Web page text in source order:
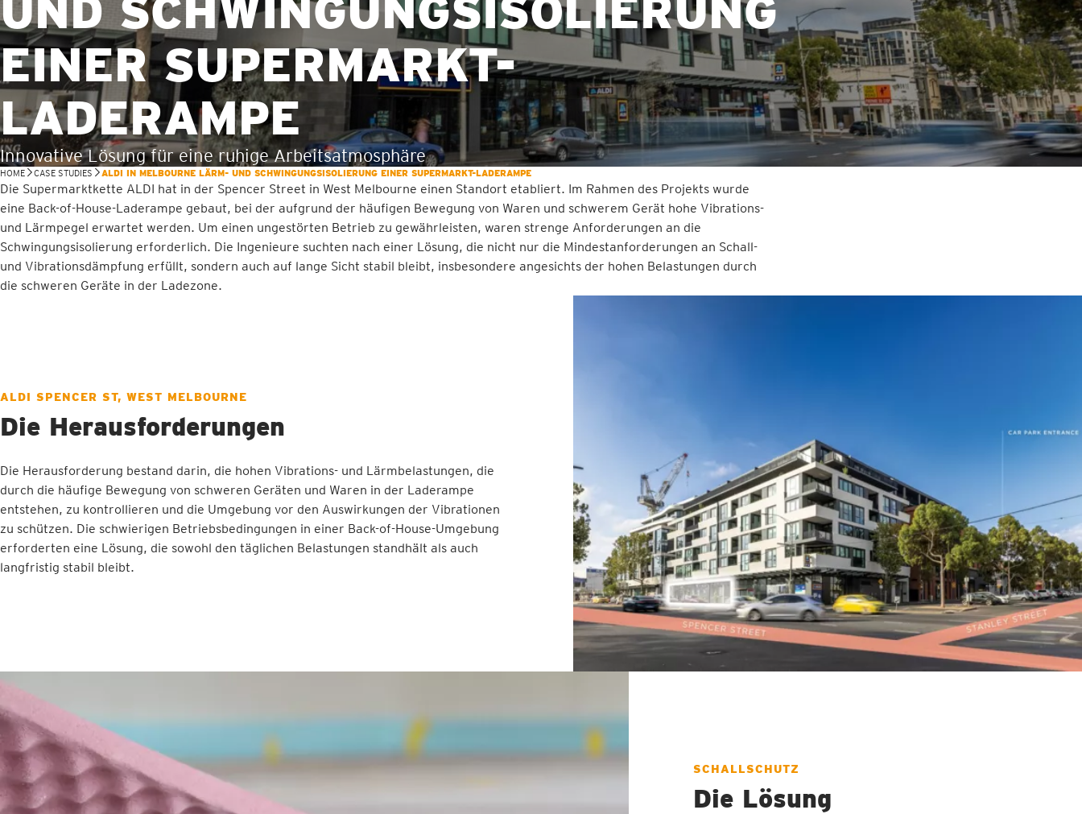
UND SCHWINGUNGSISOLIERUNG
EINER SUPERMARKT-
LADERAMPE
Innovative Lösung für eine ruhige Arbeitsatmosphäre
HOME CASE STUDIES ALDI IN MELBOURNE LÄRM- UND SCHWINGUNGSISOLIERUNG EINER SUPERMARKT-LADERAMPE
Die Supermarktkette ALDI hat in der Spencer Street in West Melbourne einen Standort etabliert. Im Rahmen des Projekts wurde
eine Back-of-House-Laderampe gebaut, bei der aufgrund der häufigen Bewegung von Waren und schwerem Gerät hohe Vibrations-
und Lärmpegel erwartet werden. Um einen ungestörten Betrieb zu gewährleisten, waren strenge Anforderungen an die
Schwingungsisolierung erforderlich. Die Ingenieure suchten nach einer Lösung, die nicht nur die Mindestanforderungen an Schall-
und Vibrationsdämpfung erfüllt, sondern auch auf lange Sicht stabil bleibt, insbesondere angesichts der hohen Belastungen durch
die schweren Geräte in der Ladezone.
ALDI SPENCER ST, WEST MELBOURNE
Die Herausforderungen
Die Herausforderung bestand darin, die hohen Vibrations- und Lärmbelastungen, die
durch die häufige Bewegung von schweren Geräten und Waren in der Laderampe
entstehen, zu kontrollieren und die Umgebung vor den Auswirkungen der Vibrationen
zu schützen. Die schwierigen Betriebsbedingungen in einer Back-of-House-Umgebung
erforderten eine Lösung, die sowohl den täglichen Belastungen standhält als auch
langfristig stabil bleibt.
SCHALLSCHUTZ
Die Lösung